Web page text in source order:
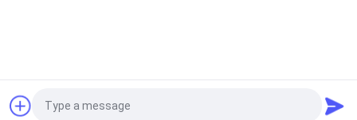
Vraag een offerte aan